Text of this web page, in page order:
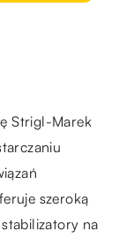
Strigl-Marek
szeroką
na